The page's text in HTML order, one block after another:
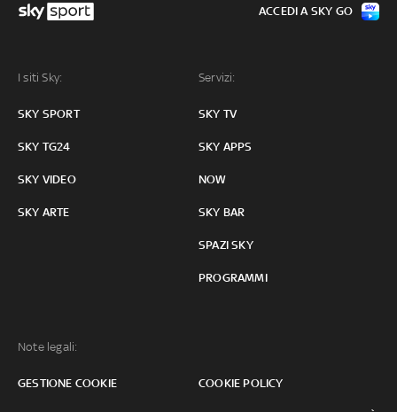
I siti Sky:
SKY SPORT
SKY TG24
SKY VIDEO
SKY ARTE
Servizi:
SKY TV
SKY APPS
NOW
SKY BAR
SPAZI SKY
PROGRAMMI
Note legali:
GESTIONE COOKIE COOKIE POLICY
ACCEDI A SKY GO